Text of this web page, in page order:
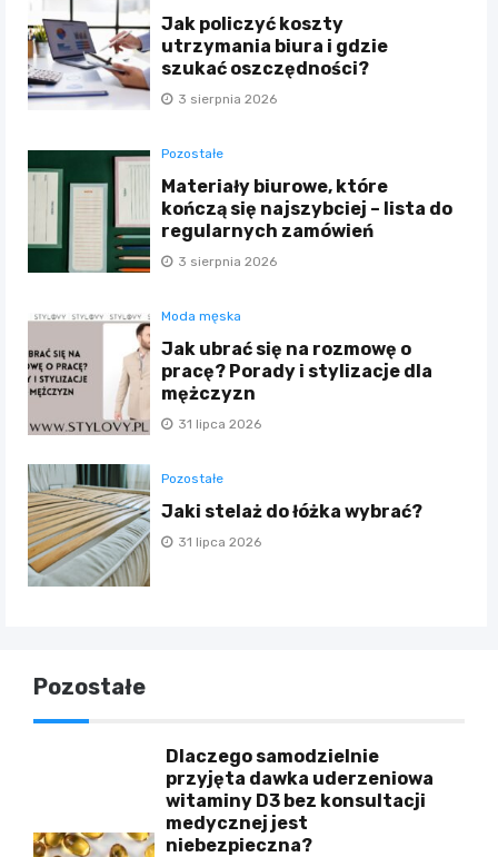
Jak policzyć koszty
utrzymania biura i gdzie
szukać oszczędności?
3 sierpnia 2026
Pozostałe
Materiały biurowe, które
kończą się najszybciej – lista do
regularnych zamówień
3 sierpnia 2026
Moda męska
Jak ubrać się na rozmowę o
pracę? Porady i stylizacje dla
mężczyzn
31 lipca 2026
Pozostałe
Jaki stelaż do łóżka wybrać?
31 lipca 2026
Pozostałe
Dlaczego samodzielnie
przyjęta dawka uderzeniowa
witaminy D3 bez konsultacji
medycznej jest
niebezpieczna?